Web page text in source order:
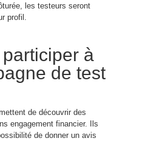
les testeurs seront
profil.
à
de test
de découvrir des
engagement financier. Ils
de donner un avis